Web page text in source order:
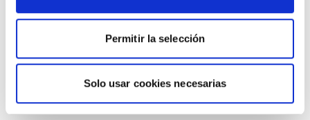
Permitir la selección
Solo usar cookies necesarias